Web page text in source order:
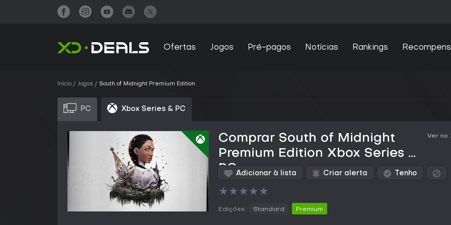
Ofertas Jogos Pré-pagos Notícias Rankings
Início Jogos South of Midnight Premium Edition
PC Xbox Series & PC
Comprar South of Midnight
Premium Edition Xbox Series &
PC
Ver no
Adicionar à lista Criar alerta Tenho
★★★★★
Edições: Standard Premium